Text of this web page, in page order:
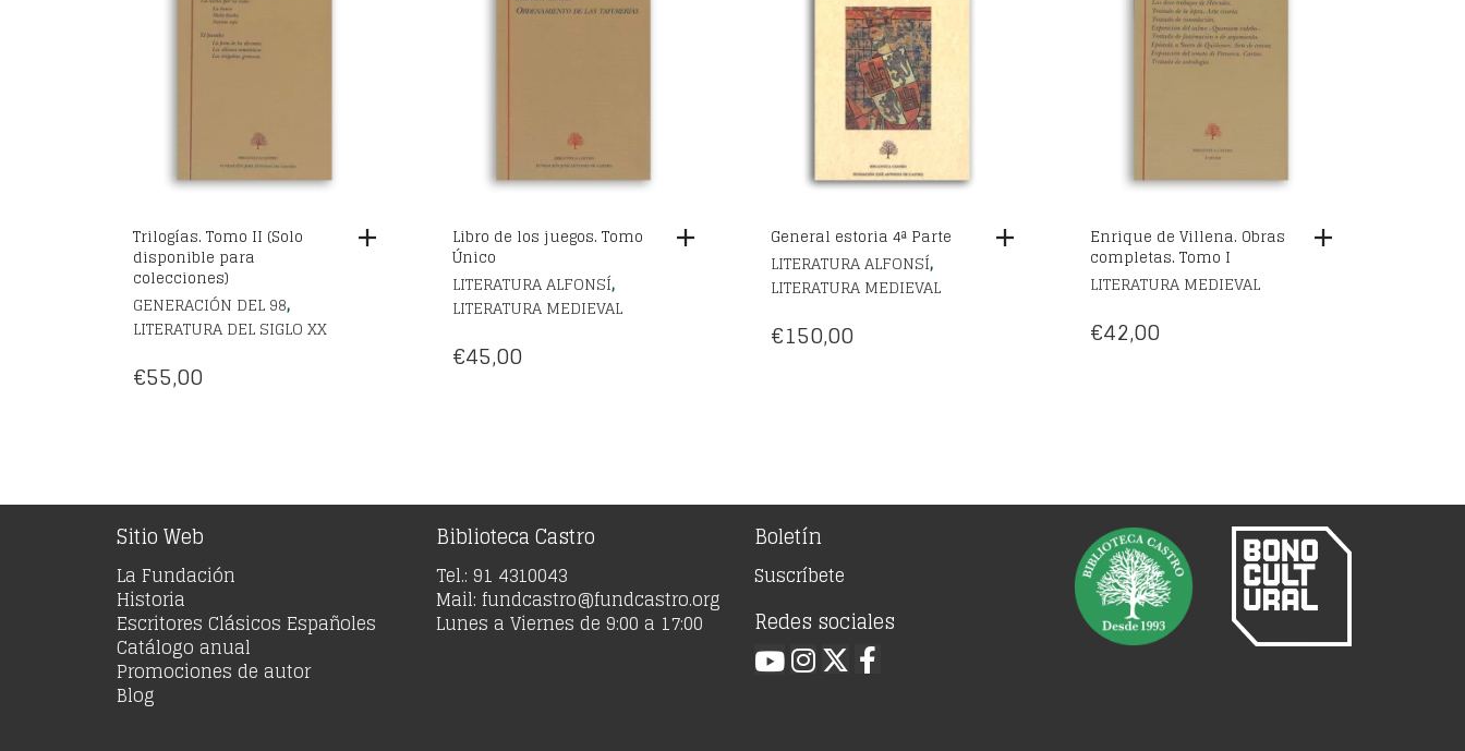
Trilogías. Tomo II (Solo
disponible para
colecciones)
GENERACIÓN DEL 98,
LITERATURA DEL SIGLO XX
€55,00
Libro de los juegos. Tomo
Único
LITERATURA ALFONSÍ,
LITERATURA MEDIEVAL
€45,00
General estoria 4ª Parte
LITERATURA ALFONSÍ,
LITERATURA MEDIEVAL
€150,00
Enrique de Villena. Obras
completas. Tomo I
LITERATURA MEDIEVAL
€42,00
Sitio Web
La Fundación
Historia
Escritores Clásicos Españoles
Catálogo anual
Promociones de autor
Blog
Biblioteca Castro
Tel.: 91 4310043
Mail: fundcastro@fundcastro.org
Lunes a Viernes de 9:00 a 17:00
Boletín
Suscríbete
Redes sociales